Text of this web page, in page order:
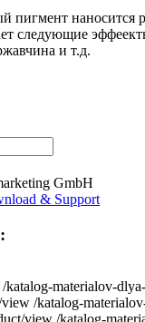
пигмент наносится
следующие
и т.д.
GmbH
& Support
/katalog-materialov-dlya-
view /katalog-
view /katalog-